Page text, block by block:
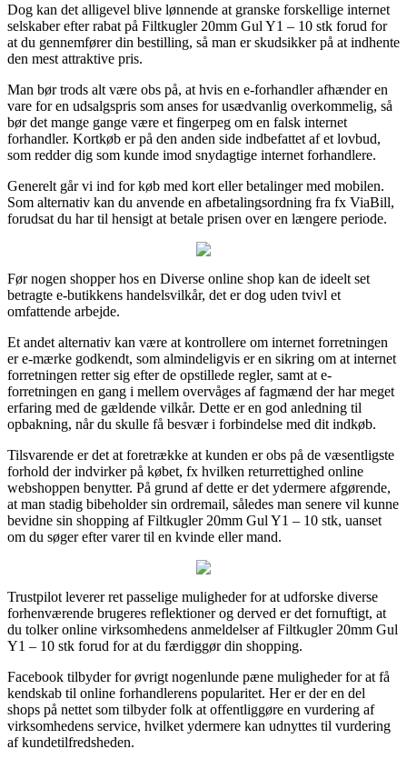
Dog kan det alligevel blive lønnende at granske forskellige internet
selskaber efter rabat på Filtkugler 20mm Gul Y1 – 10 stk forud for
at du gennemfører din bestilling, så man er skudsikker på at indhente
den mest attraktive pris.
Man bør trods alt være obs på, at hvis en e-forhandler afhænder en
vare for en udsalgspris som anses for usædvanlig overkommelig, så
bør det mange gange være et fingerpeg om en falsk internet
forhandler. Kortkøb er på den anden side indbefattet af et lovbud,
som redder dig som kunde imod snydagtige internet forhandlere.
Generelt går vi ind for køb med kort eller betalinger med mobilen.
Som alternativ kan du anvende en afbetalingsordning fra fx ViaBill,
forudsat du har til hensigt at betale prisen over en længere periode.
Før nogen shopper hos en Diverse online shop kan de ideelt set
betragte e-butikkens handelsvilkår, det er dog uden tvivl et
omfattende arbejde.
Et andet alternativ kan være at kontrollere om internet forretningen
er e-mærke godkendt, som almindeligvis er en sikring om at internet
forretningen retter sig efter de opstillede regler, samt at e-
forretningen en gang i mellem overvåges af fagmænd der har meget
erfaring med de gældende vilkår. Dette er en god anledning til
opbakning, når du skulle få besvær i forbindelse med dit indkøb.
Tilsvarende er det at foretrække at kunden er obs på de væsentligste
forhold der indvirker på købet, fx hvilken returrettighed online
webshoppen benytter. På grund af dette er det ydermere afgørende,
at man stadig bibeholder sin ordremail, således man senere vil kunne
bevidne sin shopping af Filtkugler 20mm Gul Y1 – 10 stk, uanset
om du søger efter varer til en kvinde eller mand.
Trustpilot leverer ret passelige muligheder for at udforske diverse
forhenværende brugeres reflektioner og derved er det fornuftigt, at
du tolker online virksomhedens anmeldelser af Filtkugler 20mm Gul
Y1 – 10 stk forud for at du færdiggør din shopping.
Facebook tilbyder for øvrigt nogenlunde pæne muligheder for at få
kendskab til online forhandlerens popularitet. Her er der en del
shops på nettet som tilbyder folk at offentliggøre en vurdering af
virksomhedens service, hvilket ydermere kan udnyttes til vurdering
af kundetilfredsheden.